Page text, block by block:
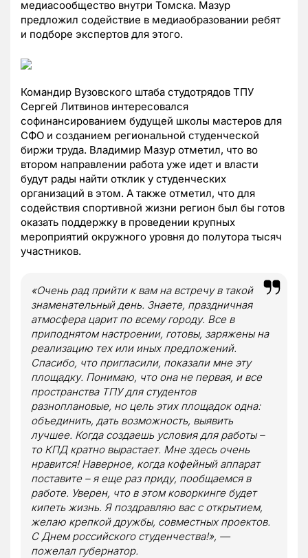
медиасообщество внутри Томска. Мазур
предложил содействие в медиаобразовании ребят
и подборе экспертов для этого.
Командир Вузовского штаба студотрядов ТПУ
Сергей Литвинов интересовался
софинансированием будущей школы мастеров для
СФО и созданием региональной студенческой
биржи труда. Владимир Мазур отметил, что во
втором направлении работа уже идет и власти
будут рады найти отклик у студенческих
организаций в этом. А также отметил, что для
содействия спортивной жизни регион был бы готов
оказать поддержку в проведении крупных
мероприятий окружного уровня до полутора тысяч
участников.
«Очень рад прийти к вам на встречу в такой
знаменательный день. Знаете, праздничная
атмосфера царит по всему городу. Все в
приподнятом настроении, готовы, заряжены на
реализацию тех или иных предложений.
Спасибо, что пригласили, показали мне эту
площадку. Понимаю, что она не первая, и все
пространства ТПУ для студентов
разноплановые, но цель этих площадок одна:
объединить, дать возможность, выявить
лучшее. Когда создаешь условия для работы –
то КПД кратно вырастает. Мне здесь очень
нравится! Наверное, когда кофейный аппарат
поставите – я еще раз приду, пообщаемся в
работе. Уверен, что в этом коворкинге будет
кипеть жизнь. Я поздравляю вас с открытием,
желаю крепкой дружбы, совместных проектов.
С Днем российского студенчества!», —
пожелал губернатор.